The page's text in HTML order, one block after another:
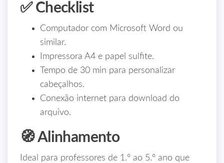
✅ Checklist
Computador com Microsoft Word ou
similar.
Impressora A4 e papel sulfite.
Tempo de 30 min para personalizar
cabeçalhos.
Conexão internet para download do
arquivo.
🧭 Alinhamento
Ideal para professores de 1.º ao 5.º ano que